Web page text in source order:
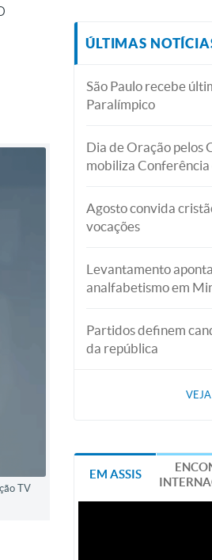
TV
ÚLTIMAS
São Paulo recebe
Paralímpico
Dia de Oração pelos
mobiliza Conferência
Agosto convida
vocações
Levantamento
analfabetismo em
Partidos definem
da república
EM ASSIS